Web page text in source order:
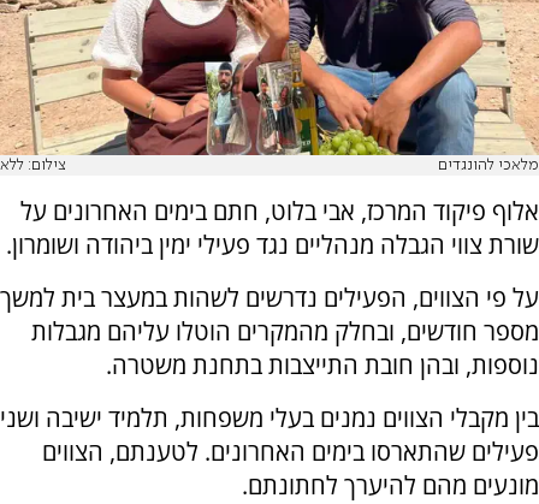
מלאכי להונגדים צילום: ללא
אלוף פיקוד המרכז, אבי בלוט, חתם בימים האחרונים על
שורת צווי הגבלה מנהליים נגד פעילי ימין ביהודה ושומרון.
על פי הצווים, הפעילים נדרשים לשהות במעצר בית למשך
מספר חודשים, ובחלק מהמקרים הוטלו עליהם מגבלות
נוספות, ובהן חובת התייצבות בתחנת משטרה.
בין מקבלי הצווים נמנים בעלי משפחות, תלמיד ישיבה ושני
פעילים שהתארסו בימים האחרונים. לטענתם, הצווים
מונעים מהם להיערך לחתונתם.